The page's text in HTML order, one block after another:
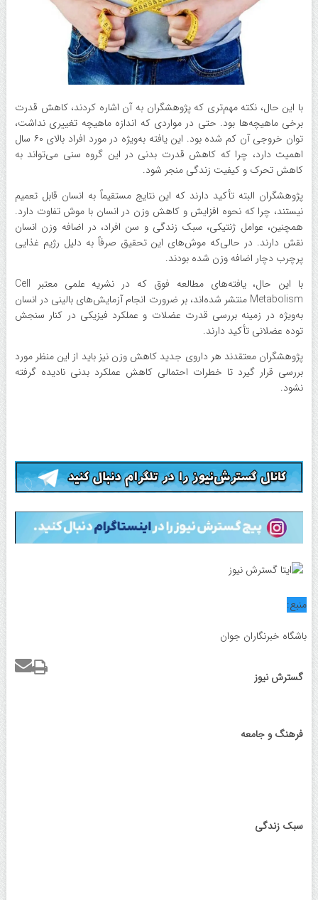
با این حال، نکته مهم‌تری که پژوهشگران به آن اشاره کردند، کاهش قدرت
برخی ماهیچه‌ها بود. حتی در مواردی که اندازه ماهیچه تغییری نداشت،
توان خروجی آن کم شده بود. این یافته به‌ویژه در مورد افراد بالای ۶۰ سال
اهمیت دارد، چرا که کاهش قدرت بدنی در این گروه سنی می‌تواند به
کاهش تحرک و کیفیت زندگی منجر شود.
پژوهشگران البته تأکید دارند که این نتایج مستقیماً به انسان قابل تعمیم
نیستند، چرا که نحوه افزایش و کاهش وزن در انسان با موش تفاوت دارد.
همچنین، عوامل ژنتیکی، سبک زندگی و سن افراد، در اضافه وزن انسان
نقش دارند. در حالی‌که موش‌های این تحقیق صرفاً به دلیل رژیم غذایی
پرچرب دچار اضافه وزن شده بودند.
با این حال، یافته‌های مطالعه فوق که در نشریه علمی معتبر Cell
Metabolism منتشر شده‌اند، بر ضرورت انجام آزمایش‌های بالینی در انسان
به‌ویژه در زمینه بررسی قدرت عضلات و عملکرد فیزیکی در کنار سنجش
توده عضلانی تأکید دارند.
پژوهشگران معتقدند هر داروی جدید کاهش وزن نیز باید از این منظر مورد
بررسی قرار گیرد تا خطرات احتمالی کاهش عملکرد بدنی نادیده گرفته
نشود.
منبع:
باشگاه خبرنگاران جوان
گسترش نیوز
فرهنگ و جامعه
سبک زندگی